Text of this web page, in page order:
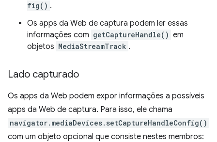
fig() .
Os apps da Web de captura podem ler essas
informações com getCaptureHandle() em
objetos MediaStreamTrack .
Lado capturado
Os apps da Web podem expor informações a possíveis
apps da Web de captura. Para isso, ele chama
navigator.mediaDevices.setCaptureHandleConfig()
com um objeto opcional que consiste nestes membros: